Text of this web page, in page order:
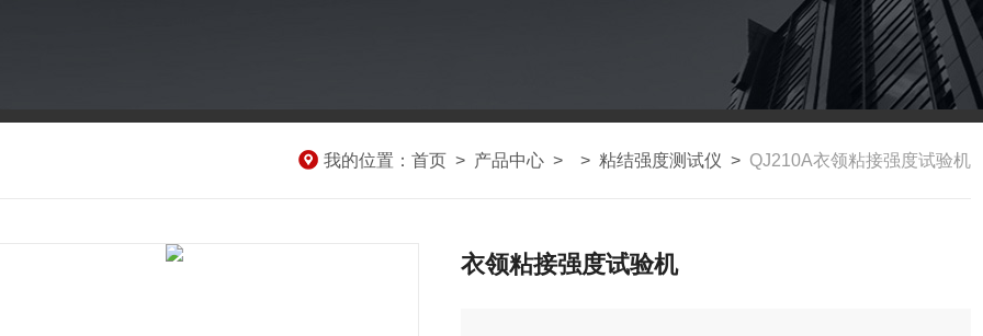
我的位置： 首页 > 产品中心 > > 粘结强度测试仪 > QJ210A衣领粘接强度试验机
衣领粘接强度试验机